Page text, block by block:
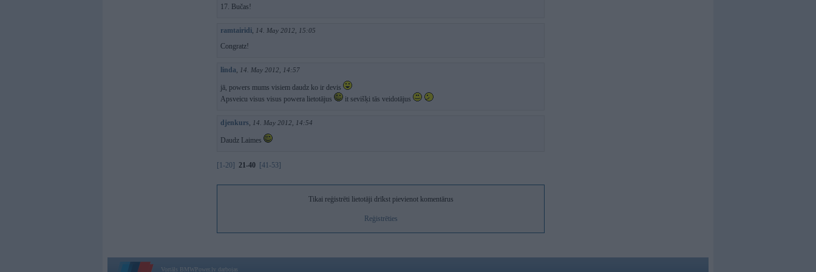
17. Bučas!
ramtairidi, 14. May 2012, 15:05
Congratz!
linda, 14. May 2012, 14:57
jā, powers mums visiem daudz ko ir devis
Apsveicu visus visus powera lietotājus
it sevišķi tās veidotājus
djenkurs, 14. May 2012, 14:54
Daudz Laimes
[1-20] 21-40 [41-53]
Tikai reģistrēti lietotāji drīkst pievienot komentārus
Reģistrēties
Vortāls BMWPower.lv darbojas